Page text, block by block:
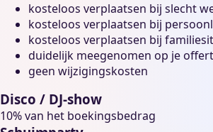
kosteloos verplaatsen bij slecht
kosteloos verplaatsen bij
kosteloos verplaatsen bij
duidelijk meegenomen op je
geen wijzigingskosten
Disco / DJ-show
10% van het boekingsbedrag